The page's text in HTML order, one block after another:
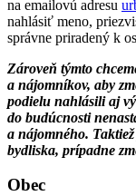
na emailovú adresu
nahlásiť meno,
správne priradený k
Zároveň týmto
a nájomníkov, aby
podielu nahlásili aj
do budúcnosti
a nájomného.
bydliska, prípadne
Obec